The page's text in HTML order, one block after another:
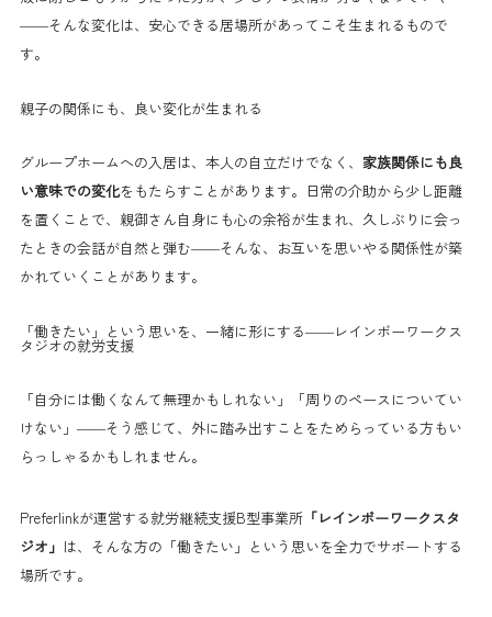
——そんな変化は、安心できる居場所があってこそ生まれるもので
す。
親子の関係にも、良い変化が生まれる
グループホームへの入居は、本人の自立だけでなく、 家族関係にも良
い意味での変化をもたらすことがあります。日常の介助から少し距離
を置くことで、親御さん自身にも心の余裕が生まれ、久しぶりに会っ
たときの会話が自然と弾む——そんな、お互いを思いやる関係性が築
かれていくことがあります。
「働きたい」という思いを、一緒に形にする——レインボーワークス
タジオの就労支援
「自分には働くなんて無理かもしれない」「周りのペースについてい
けない」——そう感じて、外に踏み出すことをためらっている方もい
らっしゃるかもしれません。
Preferlinkが運営する就労継続支援B型事業所 「レインボーワークスタ
ジオ」 は、そんな方の「働きたい」という思いを全力でサポートする
場所です。